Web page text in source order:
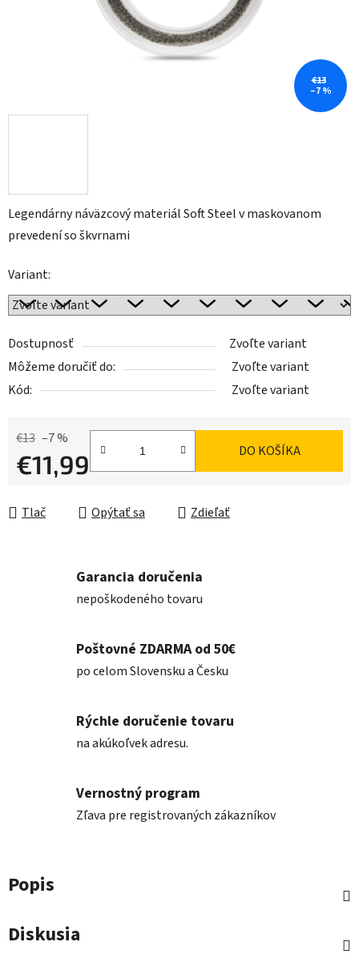
Legendárny náväzcový materiál Soft Steel v maskovanom
prevedení so škvrnami
Variant:
Dostupnosť
Zvoľte variant
Môžeme doručiť do:
Zvoľte variant
Kód:
Zvoľte variant
€13 –7 %
€11,99 DO KOŠÍKA
Tlač Opýtať sa Zdieľať
€13
–7 %
Garancia doručenia
nepoškodeného tovaru
Poštovné ZDARMA od 50€
po celom Slovensku a Česku
Rýchle doručenie tovaru
na akúkoľvek adresu.
Vernostný program
Zľava pre registrovaných zákazníkov
Popis
Diskusia